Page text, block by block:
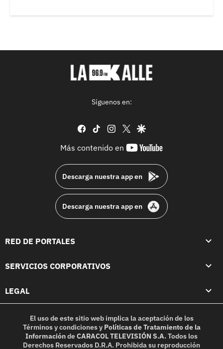
Síguenos en:
facebook
tiktok instagram
twittergoogle
Más contenido en
youtube-
Descarga nuestra app en
Descarga nuestra app en
RED DE PORTALES
SERVICIOS CORPORATIVOS
LEGAL
El uso de este sitio web implica la aceptación de los
Términos y condicionesy Políticas de Tratamiento de la
InformacióndeCARACOL TELEVISIÓN S.A.Todos los
Derechos Reservados D.R.A. Prohibida su reproducción